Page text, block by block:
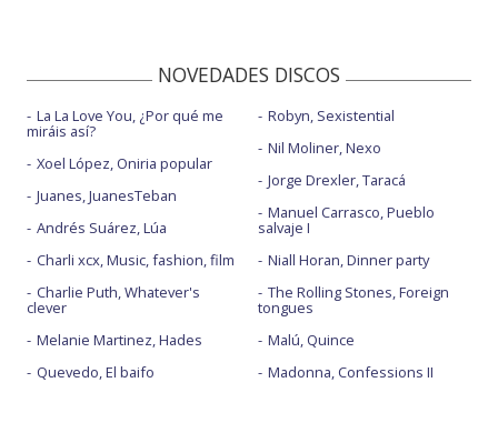
NOVEDADES DISCOS
La La Love You, ¿Por qué me
miráis así?
Xoel López, Oniria popular
Juanes, JuanesTeban
Andrés Suárez, Lúa
Charli xcx, Music, fashion, film
Charlie Puth, Whatever's
clever
Melanie Martinez, Hades
Quevedo, El baifo
Robyn, Sexistential
Nil Moliner, Nexo
Jorge Drexler, Taracá
Manuel Carrasco, Pueblo
salvaje I
Niall Horan, Dinner party
The Rolling Stones, Foreign
tongues
Malú, Quince
Madonna, Confessions II